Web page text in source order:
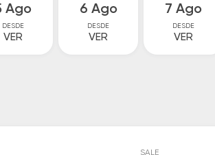
Ago
DESDE
VER
6 Ago
DESDE
VER
7 Ago
DESDE
VER
SALE